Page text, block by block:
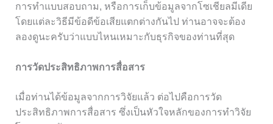
การทำแบบสอบถาม, หรือการเก็บข้อมูลจากโซเชียลมีเดีย
โดยแต่ละวิธีมีข้อดีข้อเสียแตกต่างกันไป ท่านอาจจะต้อง
ลองดูนะครับว่าแบบไหนเหมาะกับธุรกิจของท่านที่สุด
การวัดประสิทธิภาพการสื่อสาร
เมื่อท่านได้ข้อมูลจากการวิจัยแล้ว ต่อไปคือการวัด
ประสิทธิภาพการสื่อสาร ซึ่งเป็นหัวใจหลักของการทำวิจัย